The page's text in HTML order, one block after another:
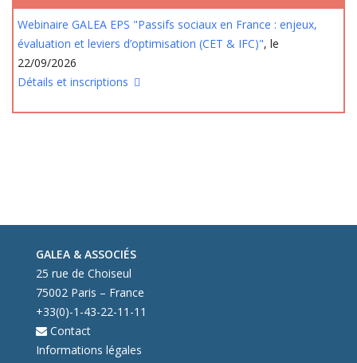
Webinaire GALEA EPS "Passifs sociaux en France : enjeux,
évaluation et leviers d’optimisation (CET & IFC)", le
22/09/2026
Détails et inscriptions
GALEA & ASSOCIÉS
25 rue de Choiseul
75002 Paris – France
+33(0)-1-43-22-11-11
Contact
Informations légales